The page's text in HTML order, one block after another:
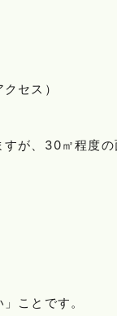
セス）
が、30㎡程度
ことです。